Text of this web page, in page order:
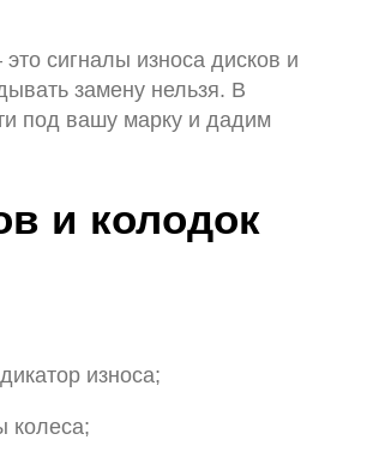
сигналы износа дисков и
замену нельзя. В
под вашу марку и дадим
и колодок
износа;
колеса;